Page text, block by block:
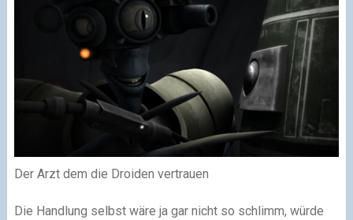
Der Arzt dem die Droiden vertrauen
Die Handlung selbst wäre ja gar nicht so schlimm, würde